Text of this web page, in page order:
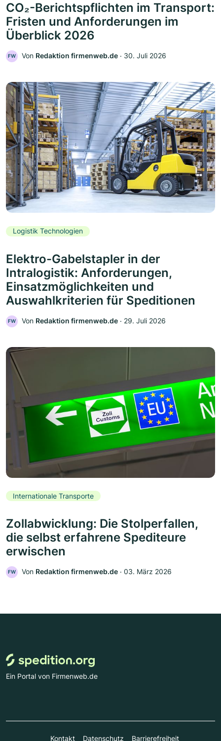
CO₂-Berichtspflichten im Transport:
Fristen und Anforderungen im
Überblick 2026
FW Von Redaktion firmenweb.de ‧ 30. Juli 2026
Logistik Technologien
Elektro-Gabelstapler in der
Intralogistik: Anforderungen,
Einsatzmöglichkeiten und
Auswahlkriterien für Speditionen
FW Von Redaktion firmenweb.de ‧ 29. Juli 2026
Internationale Transporte
Zollabwicklung: Die Stolperfallen,
die selbst erfahrene Spediteure
erwischen
FW Von Redaktion firmenweb.de ‧ 03. März 2026
Ein Portal von Firmenweb.de
Kontakt Datenschutz Barrierefreiheit